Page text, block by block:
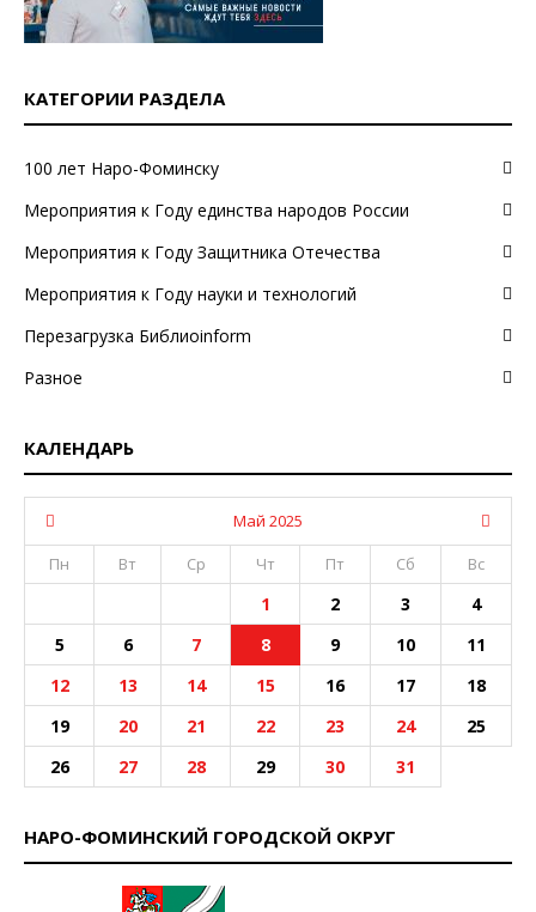
КАТЕГОРИИ РАЗДЕЛА
100 лет Наро-Фоминску
Мероприятия к Году единства народов России
Мероприятия к Году Защитника Отечества
Мероприятия к Году науки и технологий
Перезагрузка Библиоinform
Разное
КАЛЕНДАРЬ
Май 2025
Пн
Вт Ср Чт Пт Сб Вс
1 2 3
4
5
6 7 8 9 10
11
12
13 14 15 16 17
18
19
20 21 22 23 24
25
26
27 28 29 30 31
НАРО-ФОМИНСКИЙ ГОРОДСКОЙ ОКРУГ